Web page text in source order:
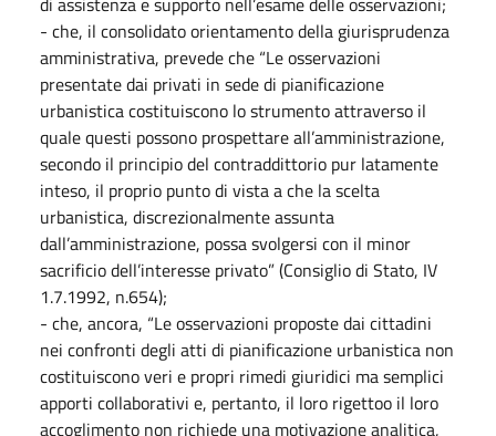
- che, il consolidato orientamento della giurisprudenza
amministrativa, prevede che “Le osservazioni
presentate dai privati in sede di pianificazione
urbanistica costituiscono lo strumento attraverso il
quale questi possono prospettare all’amministrazione,
secondo il principio del contraddittorio pur latamente
inteso, il proprio punto di vista a che la scelta
urbanistica, discrezionalmente assunta
dall’amministrazione, possa svolgersi con il minor
sacrificio dell’interesse privato” (Consiglio di Stato, IV
1.7.1992, n.654);
- che, ancora, “Le osservazioni proposte dai cittadini
nei confronti degli atti di pianificazione urbanistica non
costituiscono veri e propri rimedi giuridici ma semplici
apporti collaborativi e, pertanto, il loro rigettoo il loro
accoglimento non richiede una motivazione analitica,